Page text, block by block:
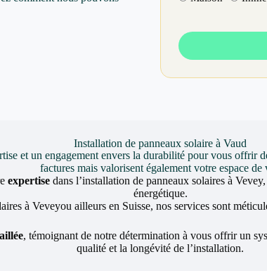
Installation de panneaux solaire à Vaud
et un engagement envers la durabilité pour vous offrir
factures mais valorisent également votre espace de
expertisedans l’installation de panneaux solaires à
énergétique.
à Veveyou ailleurs en Suisse, nos services sont
, témoignant de notre détermination à vous offrir un
qualité et la longévité de l’installation.